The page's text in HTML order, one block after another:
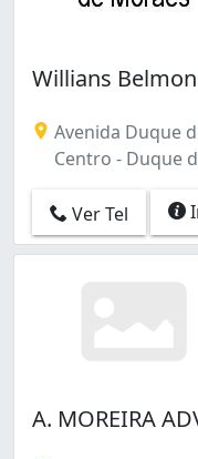
Willians
Avenida Duque
Centro - Duque
Ver Tel
A. MOREIRA